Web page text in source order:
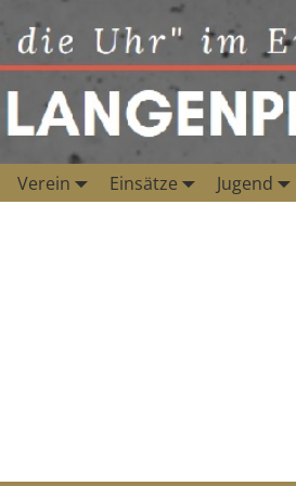
Verein Einsätze Jugend